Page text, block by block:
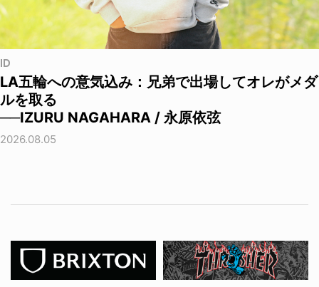
ID
LA五輪への意気込み：兄弟で出場してオレがメダ
ルを取る
──IZURU NAGAHARA / 永原依弦
2026.08.05